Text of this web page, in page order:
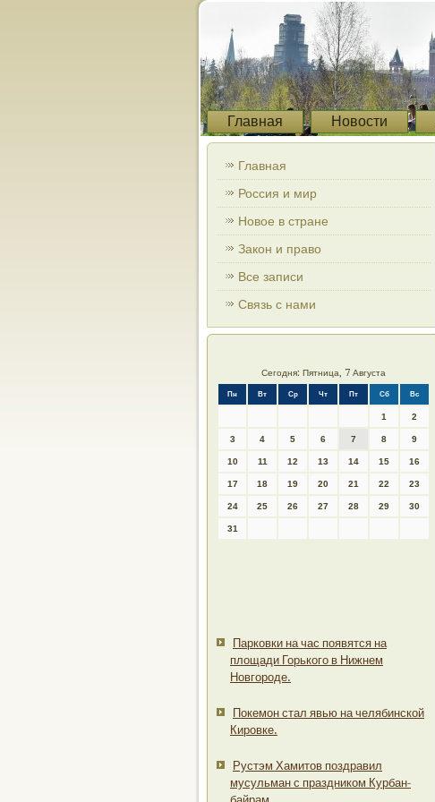
Главная Новости
Главная
Россия и мир
Новое в стране
Закон и право
Все записи
Связь с нами
Сегодня: Пятница, 7 Августа
Пн Вт Ср Чт Пт Сб Вс
1 2
3 4 5 6 7 8 9
10 11 12 13 14 15 16
17 18 19 20 21 22 23
24 25 26 27 28 29 30
31
Парковки на час появятся на
площади Горького в Нижнем
Новгороде.
Покемон стал явью на челябинской
Кировке.
Рустэм Хамитов поздравил
мусульман с праздником Курбан-